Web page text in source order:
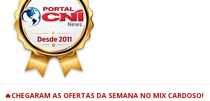
🔥CHEGARAM AS OFERTAS DA SEMANA NO MIX CARDOSO!